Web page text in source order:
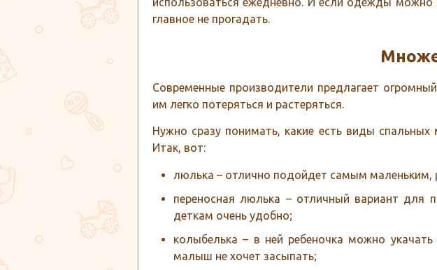
главное не прогадать.
Современные производители предлагает
им легко потеряться и растеряться.
Нужно сразу понимать, какие есть виды
Итак, вот:
люлька – отлично подойдет самым маленьким,
переносная люлька – отличный вариант для
деткам очень удобно;
колыбелька – в ней ребеночка можно
малыш не хочет засыпать;